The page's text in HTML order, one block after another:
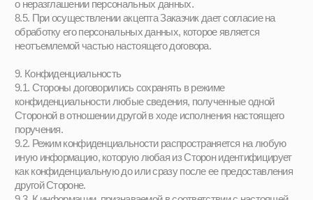
Обратная связь
Чат:
АНО «Поколение Оперение» / ИНН 9701195724
Дизайн: Настя Окунь
Политика
конфиденциальности /
Публичная оферта